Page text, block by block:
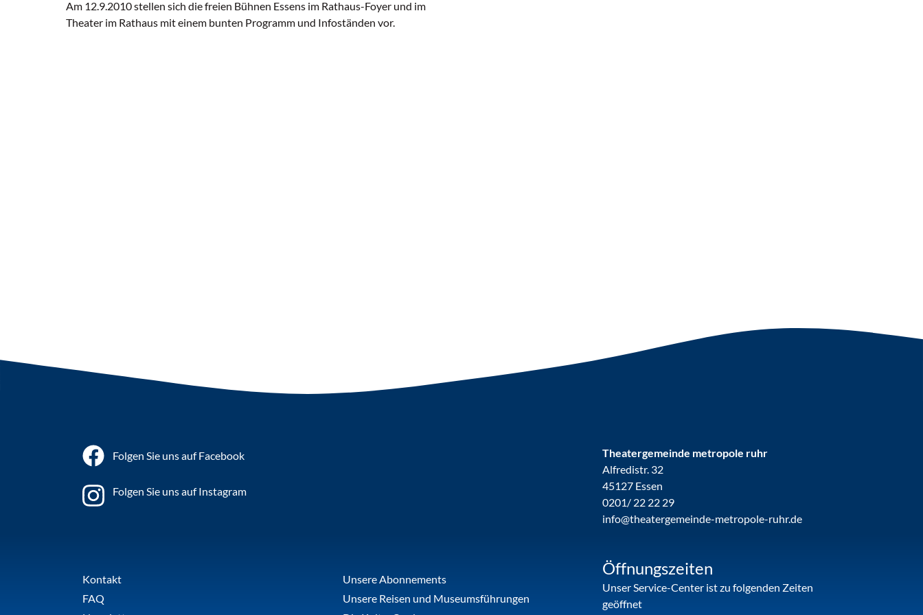
Am 12.9.2010 stellen sich die freien Bühnen Essens im Rathaus-Foyer und im
Theater im Rathaus mit einem bunten Programm und Infoständen vor.
Folgen Sie uns auf Facebook
Folgen Sie uns auf Instagram
Kontakt
FAQ
Unsere Abonnements
Unsere Reisen und Museumsführungen
Theatergemeinde metropole ruhr
Alfredistr. 32
45127 Essen
0201/ 22 22 29
info@theatergemeinde-metropole-ruhr.de
Öffnungszeiten
Unser Service-Center ist zu folgenden Zeiten
geöffnet